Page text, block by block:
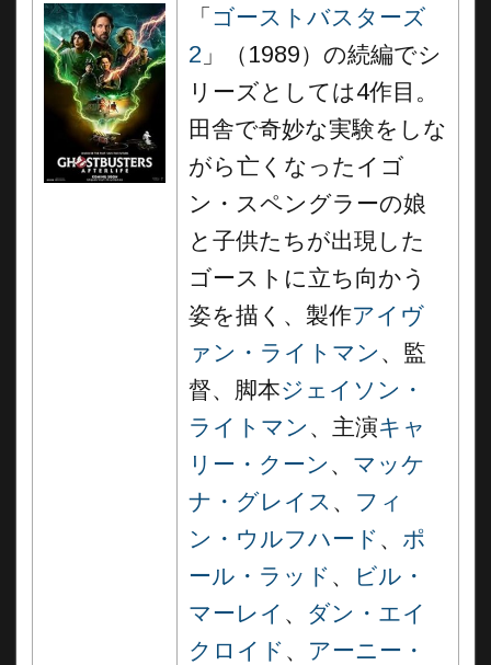
「 ゴーストバスターズ
2 」（1989）の続編でシ
リーズとしては4作目。
田舎で奇妙な実験をしな
がら亡くなったイゴ
ン・スペングラーの娘
と子供たちが出現した
ゴーストに立ち向かう
姿を描く、製作アイヴ
ァン・ライトマン 、監
督、脚本ジェイソン・
ライトマン 、主演キャ
リー・クーン 、 マッケ
ナ・グレイス 、 フィ
ン・ウルフハード 、 ポ
ール・ラッド 、
ビル・
マーレイ 、 ダン・エイ
クロイド 、 アーニー・